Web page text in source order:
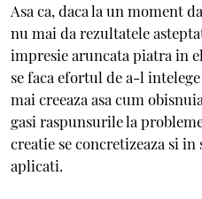
Asa ca, daca la un moment
nu mai da rezultatele
impresie aruncata piatra in
se faca efortul de a-l
mai creeaza asa cum
gasi raspunsurile la
creatie se concretizeaza si
aplicati.